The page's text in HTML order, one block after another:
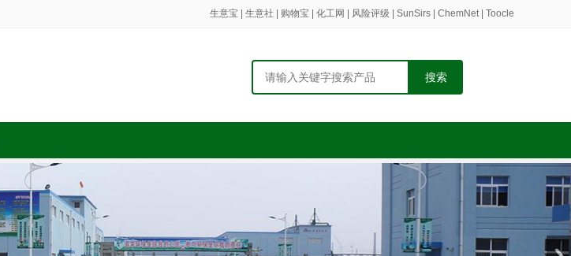
生意宝 生意社 购物宝 化工网 风险评级 SunSirs ChemNet| Toocle
搜索